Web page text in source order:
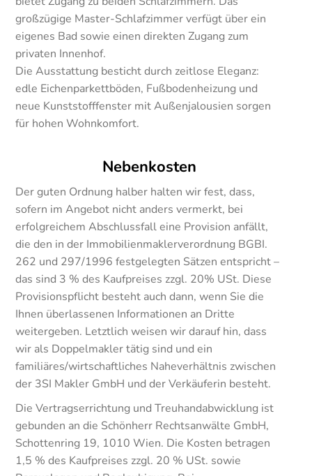
großzügige Master-Schlafzimmer verfügt über ein
eigenes Bad sowie einen direkten Zugang zum
privaten Innenhof.
Die Ausstattung besticht durch zeitlose Eleganz:
edle Eichenparkettböden, Fußbodenheizung und
neue Kunststofffenster mit Außenjalousien sorgen
für hohen Wohnkomfort.
Nebenkosten
Der guten Ordnung halber halten wir fest, dass,
sofern im Angebot nicht anders vermerkt, bei
erfolgreichem Abschlussfall eine Provision anfällt,
die den in der Immobilienmaklerverordnung BGBI.
262 und 297/1996 festgelegten Sätzen entspricht –
das sind 3 % des Kaufpreises zzgl. 20% USt. Diese
Provisionspflicht besteht auch dann, wenn Sie die
Ihnen überlassenen Informationen an Dritte
weitergeben. Letztlich weisen wir darauf hin, dass
wir als Doppelmakler tätig sind und ein
familiäres/wirtschaftliches Naheverhältnis zwischen
der 3SI Makler GmbH und der Verkäuferin besteht.
Die Vertragserrichtung und Treuhandabwicklung ist
gebunden an die Schönherr Rechtsanwälte GmbH,
Schottenring 19, 1010 Wien. Die Kosten betragen
1,5 % des Kaufpreises zzgl. 20 % USt. sowie